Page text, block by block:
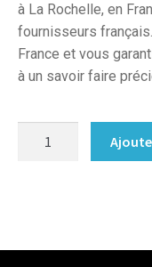
à La Rochelle, en
fournisseurs
France et vous
à un savoir faire